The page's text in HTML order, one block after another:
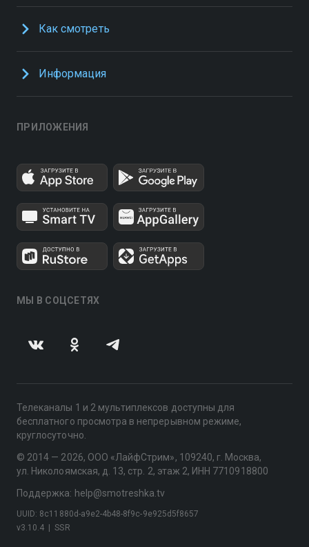
Как смотреть
Информация
ПРИЛОЖЕНИЯ
МЫ В СОЦСЕТЯХ
Телеканалы 1 и 2 мультиплексов доступны для
бесплатного просмотра в непрерывном режиме,
круглосуточно.
© 2014 — 2026, ООО «ЛайфСтрим», 109240, г. Москва,
ул. Николоямская, д. 13, стр. 2, этаж 2, ИНН 7710918800
Поддержка: help@smotreshka.tv
v3.10.4 SSR
UUID: 8c11880d-a9e2-4b48-8f9c-9e925d5f8657